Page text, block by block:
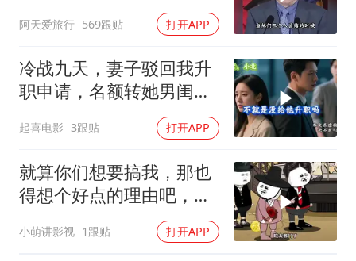
41岁女子为鼓励女儿考上985研究生
奋进开新局 实干挑大梁
阿天爱旅行 569跟贴 打开APP
冷战九天，妻子驳回我升
职申请，名额转她男闺
蜜，我转身办妥1件事
起喜电影 3跟贴 打开APP
就算你们想要搞我，那也
得想个好点的理由吧，这
小萌讲影视 1跟贴 打开APP